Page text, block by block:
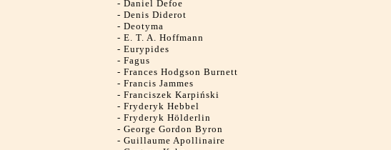
- Daniel Defoe
- Denis Diderot
- Deotyma
- E. T. A. Hoffmann
- Eurypides
- Fagus
- Frances Hodgson Burnett
- Francis Jammes
- Franciszek Karpiński
- Fryderyk Hebbel
- Fryderyk Hölderlin
- George Gordon Byron
- Guillaume Apollinaire